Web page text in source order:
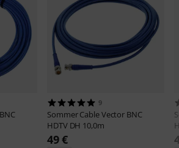
9
Sommer CableVector BNC
HDTV DH 10,0m
49 €